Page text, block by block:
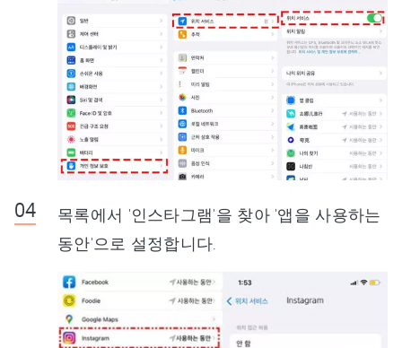
목록에서 '인스타그램'을 찾아 '앱을 사용하는
동안'으로 설정합니다.